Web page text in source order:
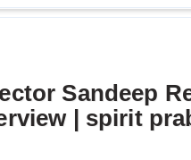
Sandeep
| spirit